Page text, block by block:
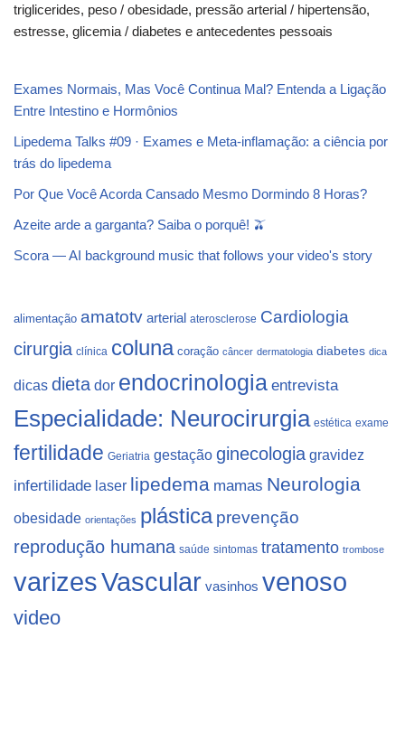
triglicerides, peso / obesidade, pressão arterial / hipertensão,
estresse, glicemia / diabetes e antecedentes pessoais
Exames Normais, Mas Você Continua Mal? Entenda a Ligação
Entre Intestino e Hormônios
Lipedema Talks #09 · Exames e Meta-inflamação: a ciência por
trás do lipedema
Por Que Você Acorda Cansado Mesmo Dormindo 8 Horas?
Azeite arde a garganta? Saiba o porquê! 🫒
Scora — AI background music that follows your video's story
alimentação amatotv arterial aterosclerose Cardiologia
cirurgia clínica coluna coração câncer dermatologia diabetes dica
dicas dieta dor endocrinologia entrevista
Especialidade: Neurocirurgia estética exame
fertilidade Geriatria gestação ginecologia gravidez
infertilidade laser lipedema mamas Neurologia
obesidade orientações plástica prevenção
reprodução humana saúde sintomas tratamento trombose
varizesVascular vasinhos venoso
video